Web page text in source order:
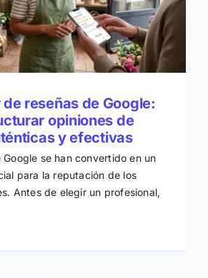
reseñas de Google:
opiniones de
y efectivas
Google se han convertido en un
para la reputación de los
Antes de elegir un profesional,